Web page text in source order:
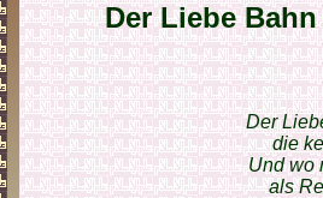
Der Liebe Bahn
Der
die
Und wo
als